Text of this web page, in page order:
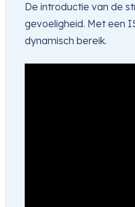
De introductie van de
gevoeligheid. Met een
dynamisch bereik.